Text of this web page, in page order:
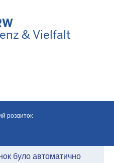
& Vielfalt
розвиток
було автоматично